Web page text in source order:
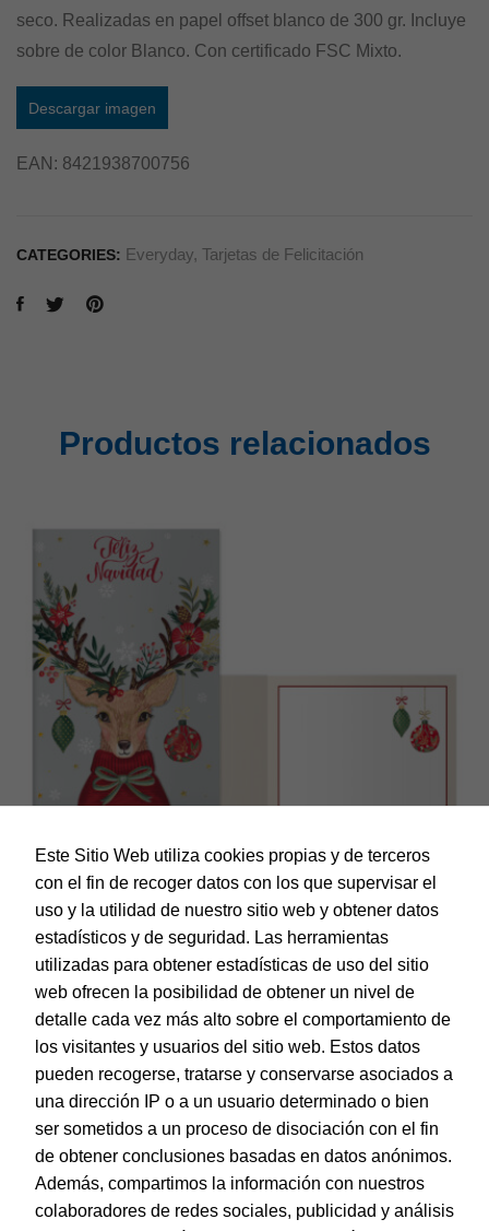
seco. Realizadas en papel offset blanco de 300 gr. Incluye
sobre de color Blanco. Con certificado FSC Mixto.
Descargar imagen
EAN: 8421938700756
CATEGORIES: Everyday, Tarjetas de Felicitación
Productos relacionados
Dohe – Tarjeta de Felicitación Navidad – Tamaño 11,5 x 17
cm – Modelo Rudolf
EAN: 8421938700220
© Dohe - Camino de Madrid, 14
28970 • Humanes de Madrid (Madrid)
ESPAÑA
Este Sitio Web utiliza cookies propias y de terceros
con el fin de recoger datos con los que supervisar el
uso y la utilidad de nuestro sitio web y obtener datos
estadísticos y de seguridad. Las herramientas
utilizadas para obtener estadísticas de uso del sitio
web ofrecen la posibilidad de obtener un nivel de
detalle cada vez más alto sobre el comportamiento de
los visitantes y usuarios del sitio web. Estos datos
pueden recogerse, tratarse y conservarse asociados a
una dirección IP o a un usuario determinado o bien
ser sometidos a un proceso de disociación con el fin
de obtener conclusiones basadas en datos anónimos.
Además, compartimos la información con nuestros
colaboradores de redes sociales, publicidad y análisis